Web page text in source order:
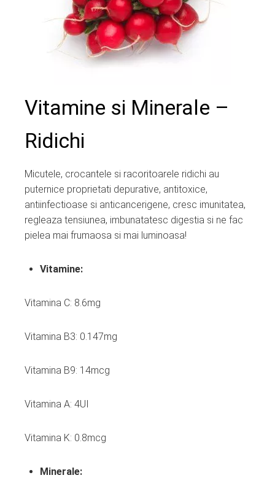
Vitamine si Minerale –
Ridichi
Micutele, crocantele si racoritoarele ridichi au
puternice proprietati depurative, antitoxice,
antiinfectioase si anticancerigene, cresc imunitatea,
regleaza tensiunea, imbunatatesc digestia si ne fac
pielea mai frumaosa si mai luminoasa!
Vitamine:
Vitamina C: 8.6mg
Vitamina B3: 0.147mg
Vitamina B9: 14mcg
Vitamina A: 4UI
Vitamina K: 0.8mcg
Minerale: